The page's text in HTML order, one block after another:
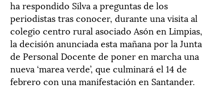
ha respondido Silva a preguntas de los
periodistas tras conocer, durante una visita al
colegio centro rural asociado Asón en Limpias,
la decisión anunciada esta mañana por la Junta
de Personal Docente de poner en marcha una
nueva ‘marea verde’, que culminará el 14 de
febrero con una manifestación en Santander.